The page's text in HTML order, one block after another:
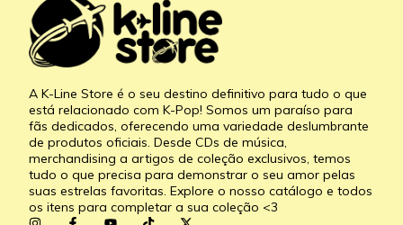
A K-Line Store é o seu destino definitivo para tudo o que
está relacionado com K-Pop! Somos um paraíso para
fãs dedicados, oferecendo uma variedade deslumbrante
de produtos oficiais. Desde CDs de música,
merchandising a artigos de coleção exclusivos, temos
tudo o que precisa para demonstrar o seu amor pelas
suas estrelas favoritas. Explore o nosso catálogo e todos
os itens para completar a sua coleção <3